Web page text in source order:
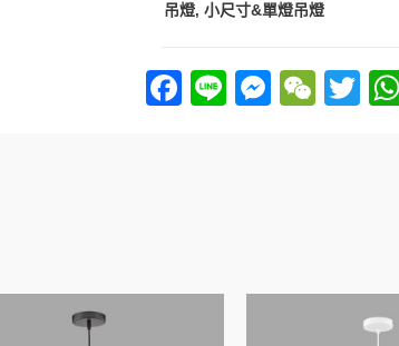
吊燈,小尺寸&單燈吊燈
F
a
k
Li
n
M
es
W
e
T
w